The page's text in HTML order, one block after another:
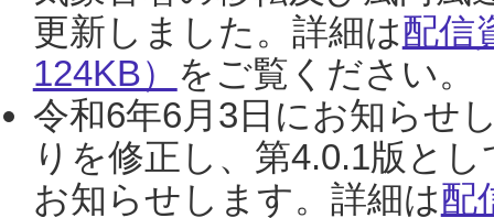
更新しました。詳細は配信
124KB） をご覧ください。
令和6年6月3日にお知らせ
りを修正し、第4.0.1版と
お知らせします。詳細は配